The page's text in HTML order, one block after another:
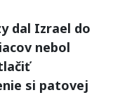
dal Izrael do
nebol
si patovej